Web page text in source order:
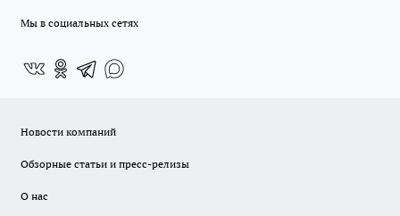
Мы в социальных сетях
Новости компаний
Обзорные статьи и пресс-релизы
О нас